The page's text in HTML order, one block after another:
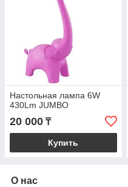
Настольная лампа 6W
430Lm JUMBO
20 000 ₸
Купить
О нас